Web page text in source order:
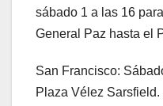
sábado 1 a las 16
General Paz hasta el
San Francisco:
Plaza Vélez Sarsfield.